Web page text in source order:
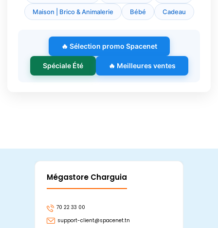
Maison | Brico & Animalerie Bébé Cadeau
🔥 Sélection promo Spacenet
Spéciale Été 🔥 Meilleures ventes
Mégastore Charguia
70 22 33 00
support-client@spacenet.tn